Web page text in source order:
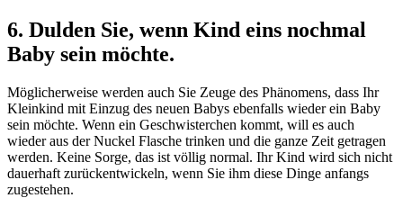
6. Dulden Sie, wenn Kind eins nochmal
Baby sein möchte.
Möglicherweise werden auch Sie Zeuge des Phänomens, dass Ihr
Kleinkind mit Einzug des neuen Babys ebenfalls wieder ein Baby
sein möchte. Wenn ein Geschwisterchen kommt, will es auch
wieder aus der Nuckel Flasche trinken und die ganze Zeit getragen
werden. Keine Sorge, das ist völlig normal. Ihr Kind wird sich nicht
dauerhaft zurückentwickeln, wenn Sie ihm diese Dinge anfangs
zugestehen.